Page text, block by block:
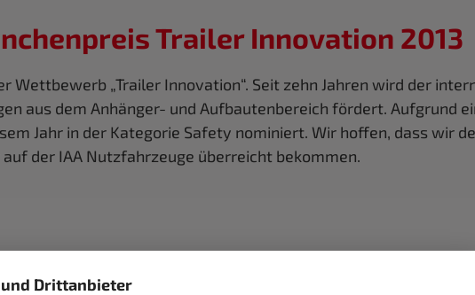
Drittanbieter
Trailer Innovation 2013
Wettbewerb „Trailer Innovation“. Seit zehn Jahren wird der
aus dem Anhänger- und Aufbautenbereich fördert. Aufgrund
Jahr in der Kategorie Safety nominiert. Wir hoffen, dass wir
der IAA Nutzfahrzeuge überreicht bekommen.